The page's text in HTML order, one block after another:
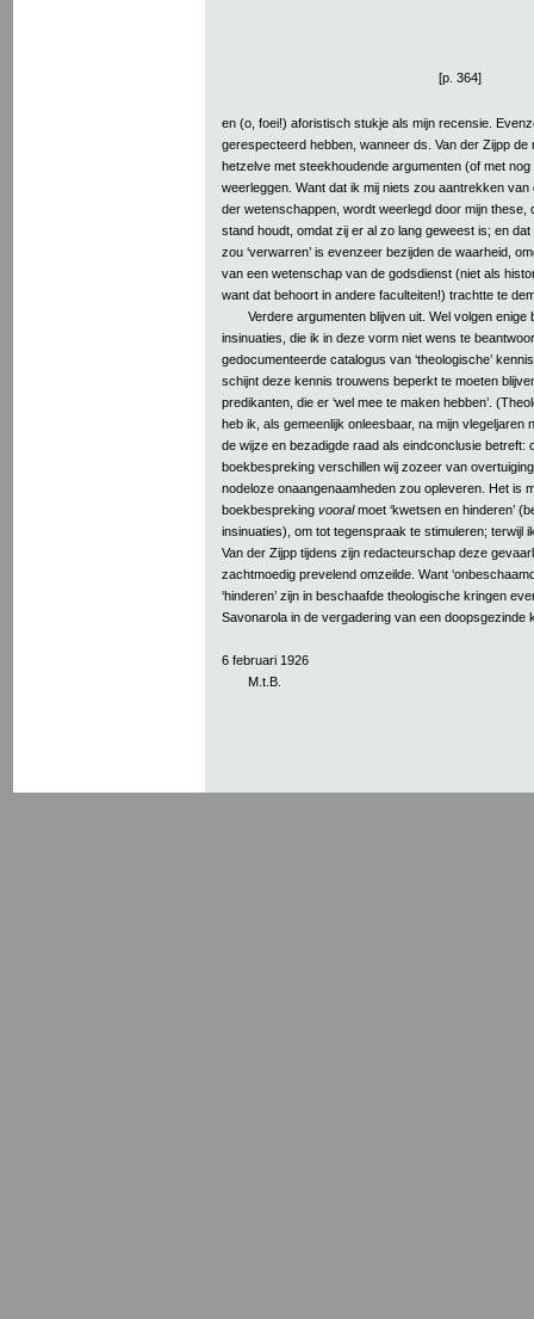
[p. 364]
en (o, foei!) aforistisch stukje als mijn recensie.
gerespecteerd hebben, wanneer ds. Van der Zijpp de
hetzelve met steekhoudende argumenten (of met
weerleggen. Want dat ik mij niets zou aantrekken
der wetenschappen, wordt weerlegd door mijn these,
stand houdt, omdat zij er al zo lang geweest is; en
zou ‘verwarren’ is evenzeer bezijden de waarheid,
van een wetenschap van de godsdienst (niet als
want dat behoort in andere faculteiten!) trachtte te
Verdere argumenten blijven uit. Wel volgen enige
insinuaties, die ik in deze vorm niet wens te
gedocumenteerde catalogus van ‘theologische’
schijnt deze kennis trouwens beperkt te moeten
predikanten, die er ‘wel mee te maken hebben’.
heb ik, als gemeenlijk onleesbaar, na mijn vlegeljaren
de wijze en bezadigde raad als eindconclusie betreft:
boekbespreking verschillen wij zozeer van
nodeloze onaangenaamheden zou opleveren. Het is
boekbespreking vooralmoet ‘kwetsen en hinderen’
insinuaties), om tot tegenspraak te stimuleren; terwijl
Van der Zijpp tijdens zijn redacteurschap deze
zachtmoedig prevelend omzeilde. Want
‘hinderen’ zijn in beschaafde theologische kringen
Savonarola in de vergadering van een doopsgezinde
6 februari 1926
M.t.B.